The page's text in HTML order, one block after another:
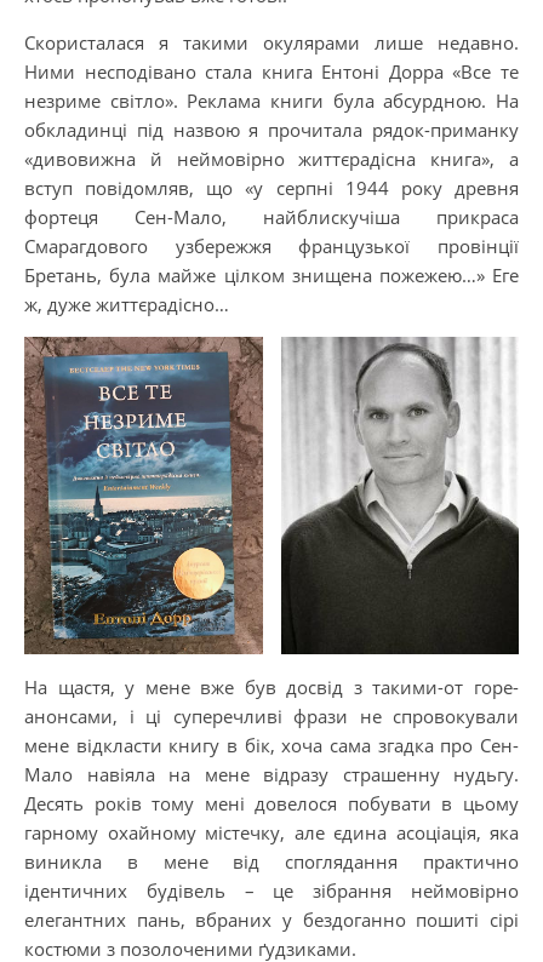
Скористалася я такими окулярами лише недавно.
Ними несподівано стала книга Ентоні Дорра «Все те
незриме світло». Реклама книги була абсурдною. На
обкладинці під назвою я прочитала рядок-приманку
«дивовижна й неймовірно життєрадісна книга», а
вступ повідомляв, що «у серпні 1944 року древня
фортеця Сен-Мало, найблискучіша прикраса
Смарагдового узбережжя французької провінції
Бретань, була майже цілком знищена пожежею…» Еге
ж, дуже життєрадісно…
На щастя, у мене вже був досвід з такими-от горе-
анонсами, і ці суперечливі фрази не спровокували
мене відкласти книгу в бік, хоча сама згадка про Сен-
Мало навіяла на мене відразу страшенну нудьгу.
Десять років тому мені довелося побувати в цьому
гарному охайному містечку, але єдина асоціація, яка
виникла в мене від споглядання практично
ідентичних будівель – це зібрання неймовірно
елегантних пань, вбраних у бездоганно пошиті сірі
костюми з позолоченими ґудзиками.